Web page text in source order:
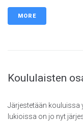
MORE
Koululaisten
Järjestetään kouluissa
lukioissa on jo nyt